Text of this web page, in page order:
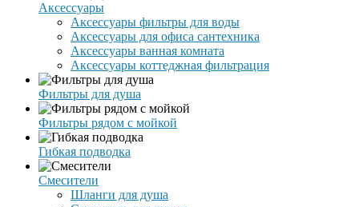
Аксессуары
Аксессуары фильтры для воды
Аксессуары для офиса сантехника
Аксессуары ванная комната
Аксессуары коттеджная фильтрация
Фильтры для душа
Фильтры рядом с мойкой
Гибкая подводка
Смесители
Шланги для душа